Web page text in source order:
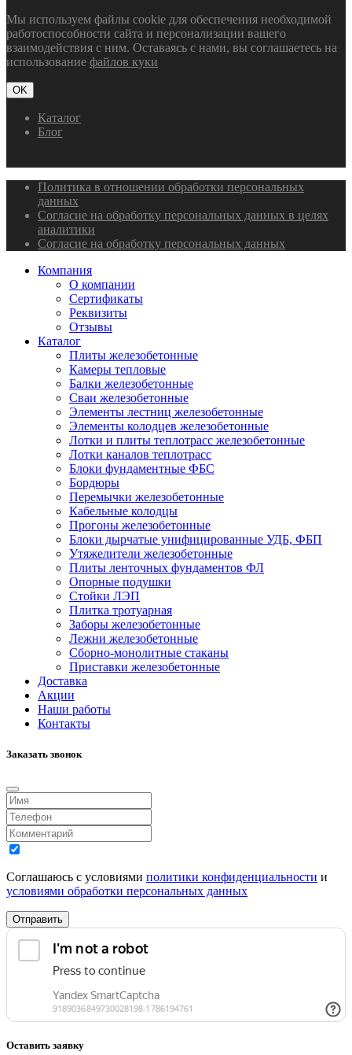
Мы используем файлы cookie для обеспечения необходимой
работоспособности сайта и персонализации вашего
взаимодействия с ним. Оставаясь с нами, вы соглашаетесь на
использование файлов куки
OK
Каталог
Блог
Политика в отношении обработки персональных
данных
Согласие на обработку персональных данных в целях
аналитики
Согласие на обработку персональных данных
Компания
О компании
Сертификаты
Реквизиты
Отзывы
Каталог
Плиты железобетонные
Камеры тепловые
Балки железобетонные
Сваи железобетонные
Элементы лестниц железобетонные
Элементы колодцев железобетонные
Лотки и плиты теплотрасс железобетонные
Лотки каналов теплотрасс
Блоки фундаментные ФБС
Бордюры
Перемычки железобетонные
Кабельные колодцы
Прогоны железобетонные
Блоки дырчатые унифицированные УДБ, ФБП
Утяжелители железобетонные
Плиты ленточных фундаментов ФЛ
Опорные подушки
Стойки ЛЭП
Плитка тротуарная
Заборы железобетонные
Лежни железобетонные
Сборно-монолитные стаканы
Приставки железобетонные
Доставка
Акции
Наши работы
Контакты
Заказать звонок
Соглашаюсь с условиями политики конфиденциальности и
условиями обработки персональных данных
Отправить
Оставить заявку